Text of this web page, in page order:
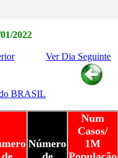
2022
Ver Dia Seguinte
BRASIL
Número
Num
Casos/
1M